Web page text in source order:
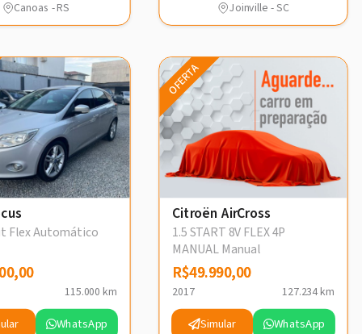
Canoas - RS Joinville - SC
Flex Automático
115.000 km
WhatsApp
OFERTA
Citroën AirCross
1.5 START 8V FLEX 4P
MANUAL Manual
R$49.990,00
R$49.990,00
2017 127.234 km
Simular WhatsApp